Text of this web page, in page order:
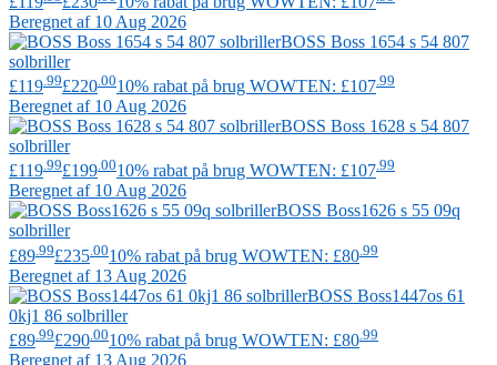
Beregnet af 10 Aug 2026
BOSS Boss 1654 s 54 807
solbriller
£119 .99£220 .0010% rabat på brug WOWTEN: £107 .99
Beregnet af 10 Aug 2026
BOSS Boss 1628 s 54 807
solbriller
£119.99£199.0010% rabat på brug WOWTEN: £107.99
Beregnet af 10 Aug 2026
BOSS Boss1626 s 55 09q
solbriller
£89 .99£235 .0010% rabat på brug WOWTEN: £80 .99
Beregnet af 13 Aug 2026
BOSS Boss1447os 61
0kj1 86 solbriller
£89 .99£290 .0010% rabat på brug WOWTEN: £80 .99
Beregnet af 13 Aug 2026